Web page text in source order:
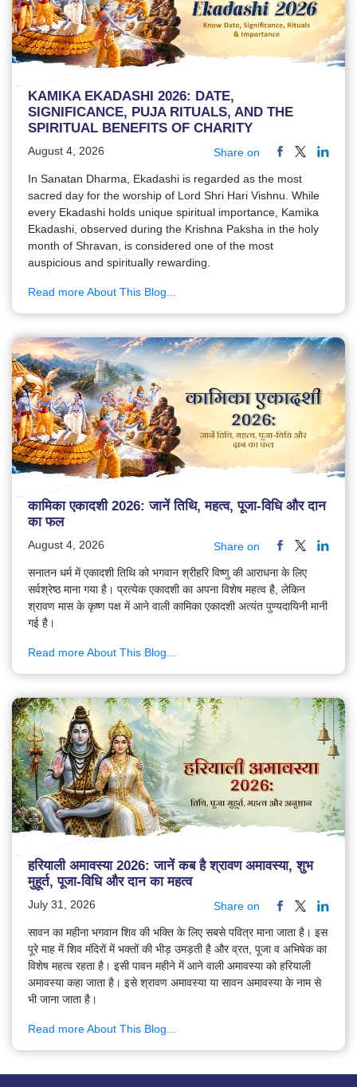
KAMIKA EKADASHI 2026: DATE,
SIGNIFICANCE, PUJA RITUALS, AND THE
SPIRITUAL BENEFITS OF CHARITY
August 4, 2026 Share on
In Sanatan Dharma, Ekadashi is regarded as the most
sacred day for the worship of Lord Shri Hari Vishnu. While
every Ekadashi holds unique spiritual importance, Kamika
Ekadashi, observed during the Krishna Paksha in the holy
month of Shravan, is considered one of the most
auspicious and spiritually rewarding.
Read more About This Blog...
कामिका एकादशी 2026: जानें तिथि, महत्व, पूजा-विधि और दान
का फल
August 4, 2026 Share on
सनातन धर्म में एकादशी तिथि को भगवान श्रीहरि विष्णु की आराधना के लिए
सर्वश्रेष्ठ माना गया है। प्रत्येक एकादशी का अपना विशेष महत्व है, लेकिन
श्रावण मास के कृष्ण पक्ष में आने वाली कामिका एकादशी अत्यंत पुण्यदायिनी मानी
गई है।
Read more About This Blog...
हरियाली अमावस्या 2026: जानें कब है श्रावण अमावस्या, शुभ
मुहूर्त, पूजा-विधि और दान का महत्व
July 31, 2026 Share on
सावन का महीना भगवान शिव की भक्ति के लिए सबसे पवित्र माना जाता है। इस
पूरे माह में शिव मंदिरों में भक्तों की भीड़ उमड़ती है और व्रत, पूजा व अभिषेक का
विशेष महत्व रहता है। इसी पावन महीने में आने वाली अमावस्या को हरियाली
अमावस्या कहा जाता है। इसे श्रावण अमावस्या या सावन अमावस्या के नाम से
भी जाना जाता है।
Read more About This Blog...